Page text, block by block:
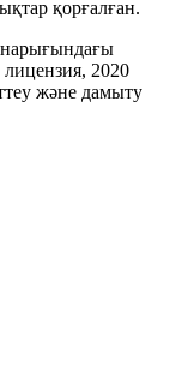
қорғалған.
нарығындағы
лицензия, 2020
және дамыту